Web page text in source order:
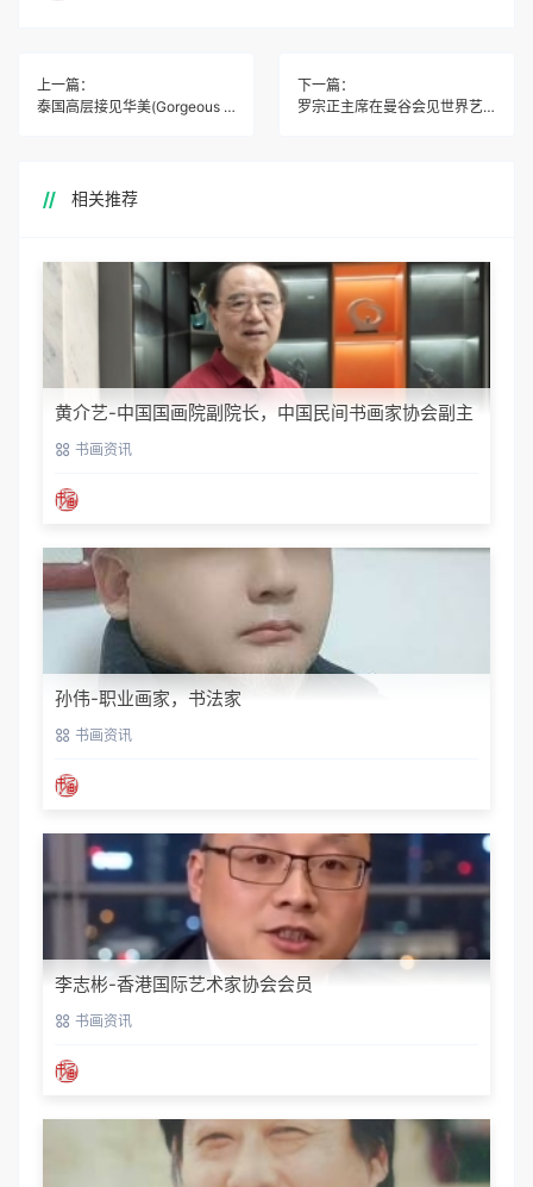
上一篇：
泰国高层接见华美(Gorgeous Beauty )副总经理王浩鑫
下一篇：
罗宗正主席在曼谷会见世界艺术家协会王余根主席
相关推荐
黄介艺-中国国画院副院长，中国民间书画家协会副主
席 书画资讯
孙伟-职业画家，书法家
书画资讯
李志彬-香港国际艺术家协会会员
书画资讯